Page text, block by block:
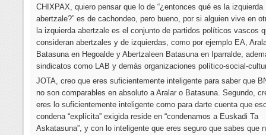
CHIXPAX, quiero pensar que lo de “¿entonces qué es la izquierda
abertzale?” es de cachondeo, pero bueno, por si alguien vive en
la izquierda abertzale es el conjunto de partidos políticos vascos
consideran abertzales y de izquierdas, como por ejemplo EA,
Batasuna en Hegoalde y Abertzaleen Batasuna en Iparralde,
sindicatos como LAB y demás organizaciones político-social-
JOTA, creo que eres suficientemente inteligente para saber que
no son comparables en absoluto a Aralar o Batasuna. Segundo,
eres lo suficientemente inteligente como para darte cuenta que
condena “explícita” exigida reside en “condenamos a Euskadi Ta
Askatasuna”, y con lo inteligente que eres seguro que sabes que